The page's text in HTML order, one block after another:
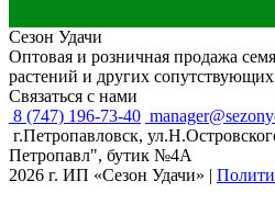
Сезон Удачи
Оптовая и розничная продажа
растений и других сопутствующих
Связаться с нами
8 (747) 196-73-40
г.Петропавловск,
Петропавл", бутик №4A
2026 г. ИП «Сезон Удачи» |